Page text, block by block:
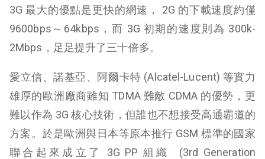
3G 最大的優點是更快的網速， 2G 的下載速度約僅
9600bps～64kbps，而 3G 初期的速度則為 300k-
2Mbps，足足提升了三十倍多。
愛立信、諾基亞、阿爾卡特 (Alcatel-Lucent) 等實力
雄厚的歐洲廠商雖知 TDMA 難敵 CDMA 的優勢，更
難以作為 3G 核心技術，但誰也不想接受高通霸道的
方案。於是歐洲與日本等原本推行 GSM 標準的國家
聯合起來成立了 3G PP 組織 (3rd Generation